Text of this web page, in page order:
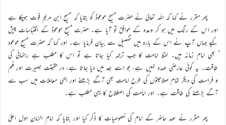
پھر مقرر نے کہا کہ اللہ تعالیٰ نے حضرت مسیح موعودؑ کو بتایا کہ مسیح ابن مریم فوت ہوچکا ہے
اور اس کے رنگ میں ہو کر وعدہ کے موافق تو آیا ہے۔ حضرت مسیح موعودؑ کے اقتباسات پیش
کیے جہاں آپ نے اس کے بارہ میں تفصیل سے بیان فرمایا ہے۔ اور کہا کہ حضرت مسیح موعود
ؑ بھی امام زمانہ ہیں۔ لفظ امامت کا جب ترجمہ کیا جاتا ہے تو اس کا مطلب ہے رہنمائی کی
طاقت۔ یہ کوئی عارضی عہدہ نہیں ہے، جو اسے بعد میں دیا جاتا ہے، در حقیقت بصیرت اور فہم
و فراست کی دیگر تمام صلاحیتوں کی طرح امامت بھی آگے بڑھنے اور الہی معاملات میں سب سے
آگے بڑھنے کی طاقت ہے۔ اور امامت کی اصطلاح کا یہی مطلب ہے۔
پھر مقرر نے عہد حاضر کے امام کی خصوصیات کا ذکر کیا اور بتایا کہ امام الزمان اول اعلیٰ